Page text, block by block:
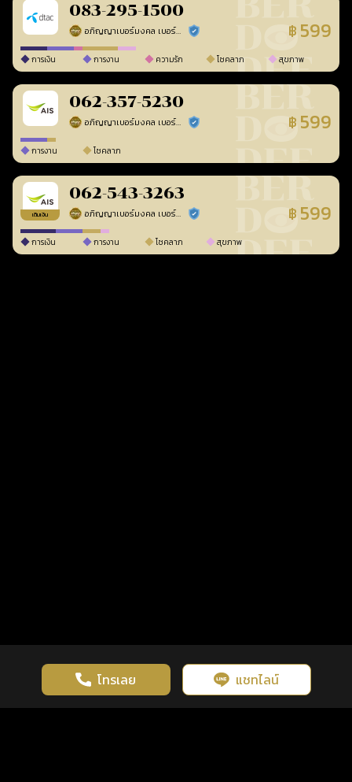
083-295-1500
อภิญญาเบอร์มงคล เบอร์สวยเลขศาสตร์ ร้านยืนยันแล้ว ฿ 599
การเงิน การงาน ความรัก โชคลาภ สุขภาพ
062-357-5230
อภิญญาเบอร์มงคล เบอร์สวยเลขศาสตร์ ร้านยืนยันแล้ว ฿ 599
การงาน โชคลาภ
เติมเงิน
062-543-3263
อภิญญาเบอร์มงคล เบอร์สวยเลขศาสตร์ ร้านยืนยันแล้ว ฿ 599
การเงิน การงาน โชคลาภ สุขภาพ
โทรเลย แชทไลน์
เว็บไซต์นี้มีการใช้งานคุกกี้ เพื่อเพิ่มประสิทธิภาพและประสบการณ์ที่ดี
ในการใช้งานเว็บไซต์ นโยบายความเป็นส่วนตัว
รู้ก่อน พร้อมกว่า ทุกจังหวะชีวิต คลิกดูดวงฟรี